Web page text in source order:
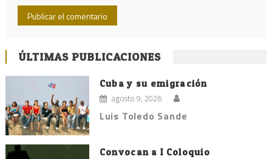
ÚLTIMAS PUBLICACIONES
Cuba y su emigración
agosto 9, 2026
Luis Toledo Sande
Convocan a I Coloquio